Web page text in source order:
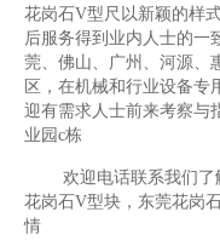
花岗石V型尺以新颖的样
后服务得到业内人士的一
莞、佛山、广州、河源、
区，在机械和行业设备专
迎有需求人士前来考察与
业园c栋
欢迎电话联系我们了
花岗石V型块，东莞花岗
情